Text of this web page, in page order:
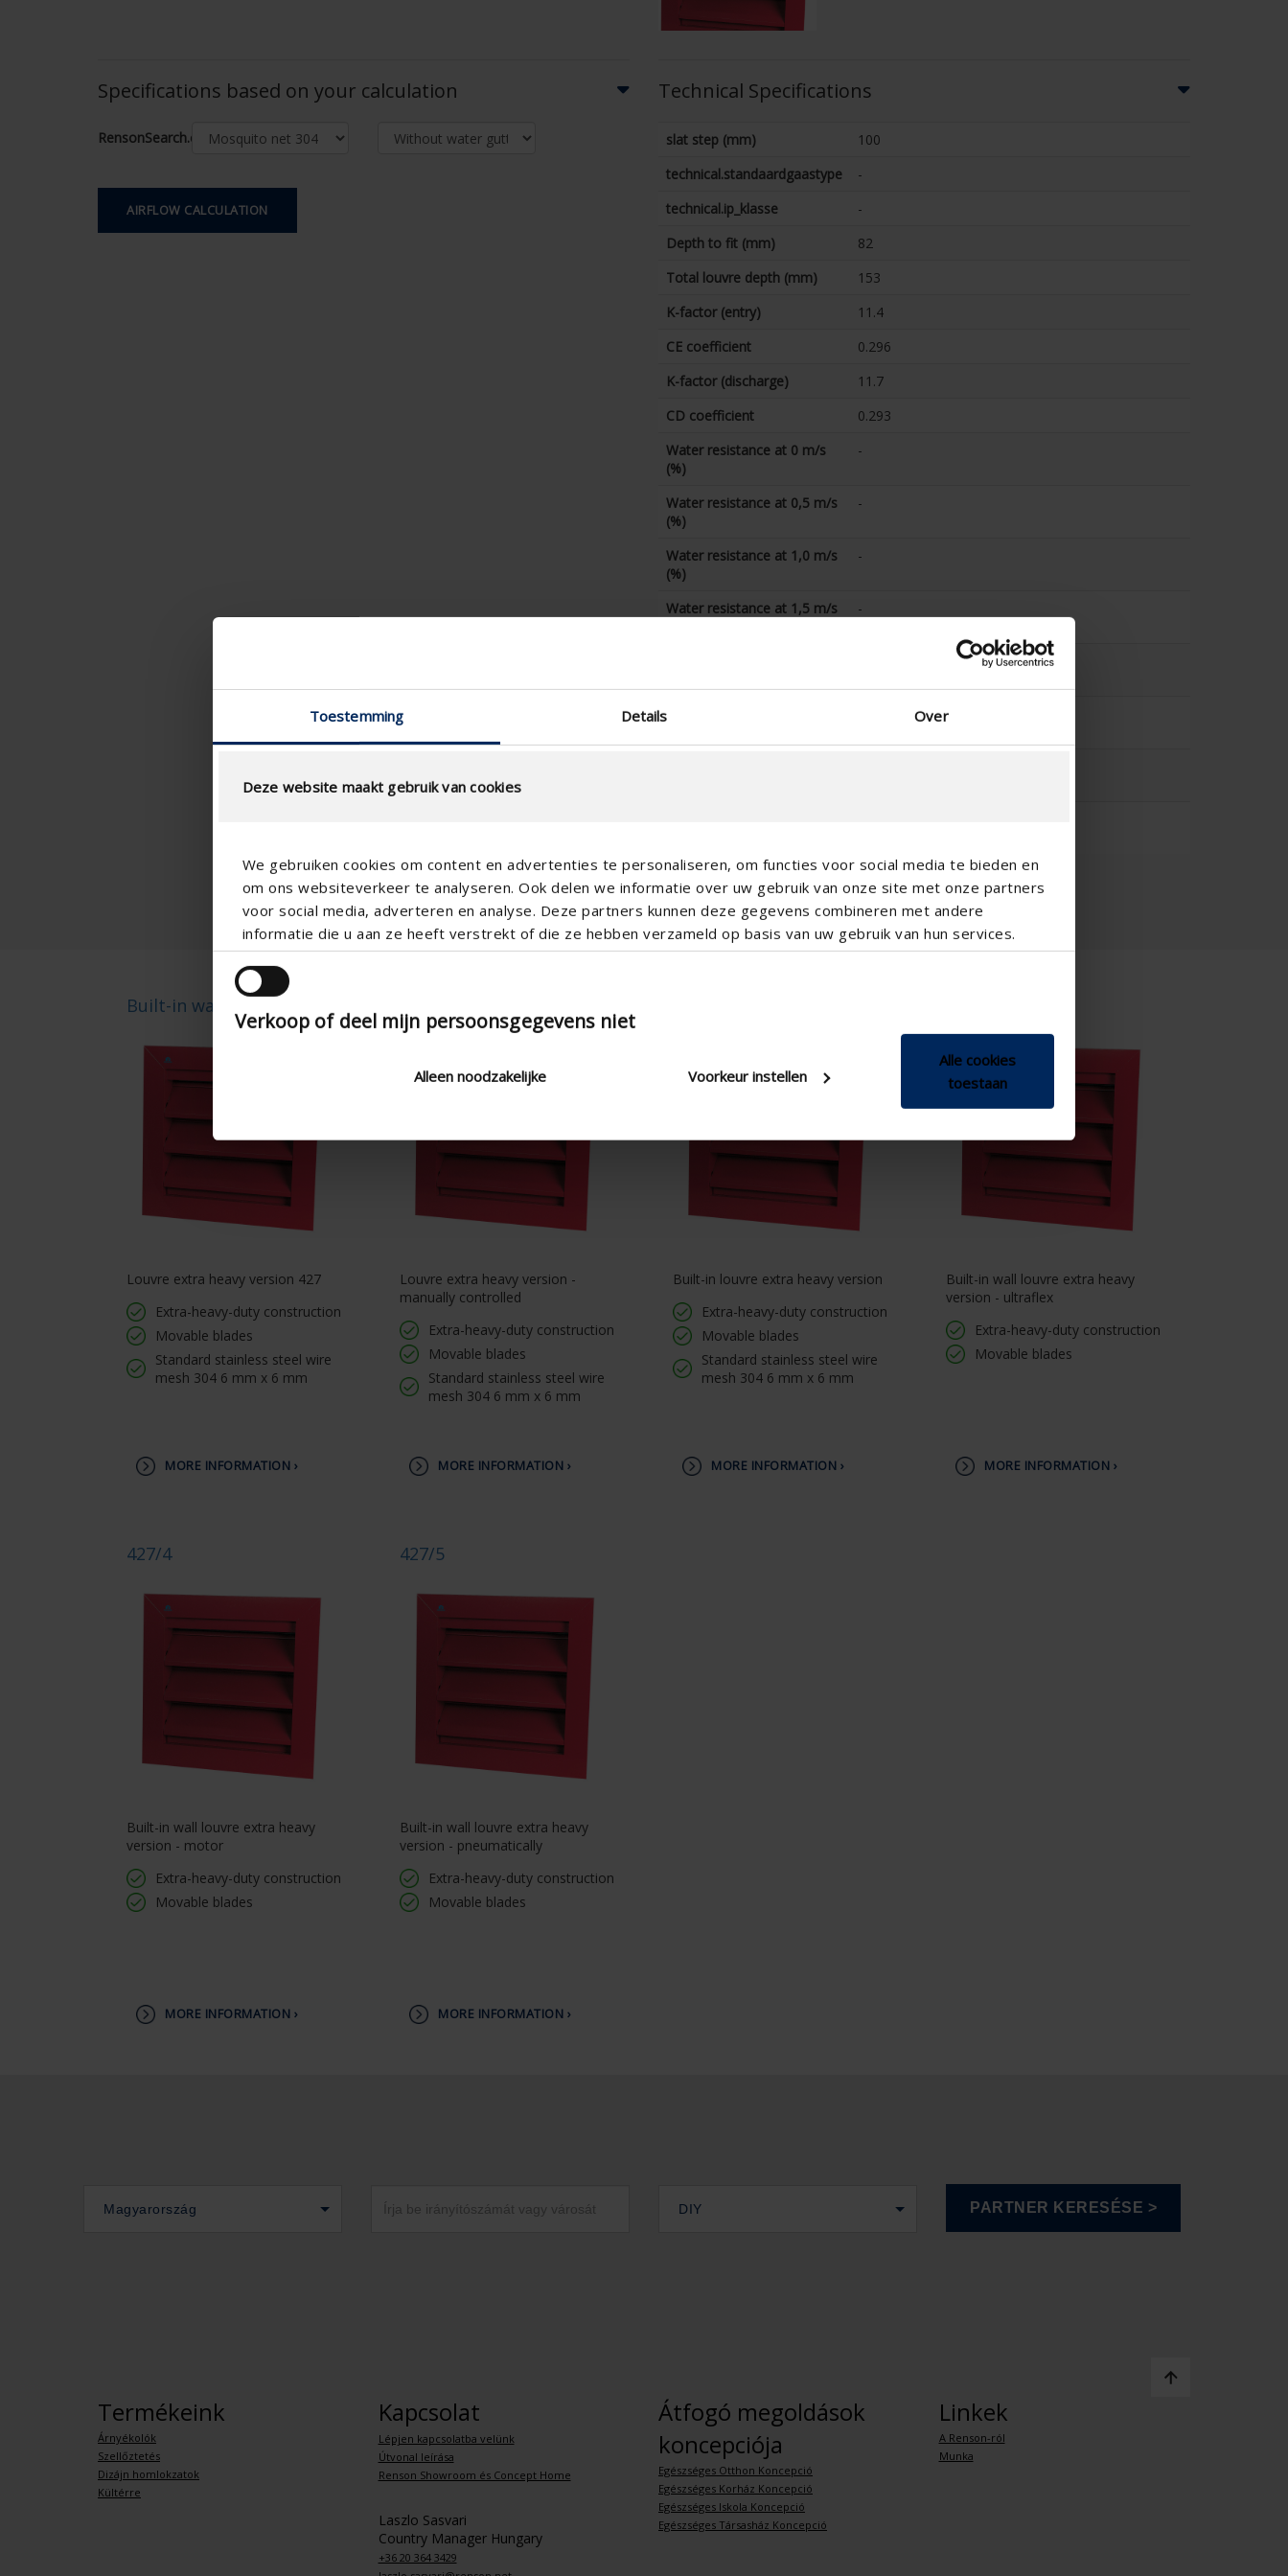
Toestemming Details Over
Deze website maakt gebruik van cookies
We gebruiken cookies om content en advertenties te personaliseren, om functies voor social media te bieden en
om ons websiteverkeer te analyseren. Ook delen we informatie over uw gebruik van onze site met onze partners
voor social media, adverteren en analyse. Deze partners kunnen deze gegevens combineren met andere
informatie die u aan ze heeft verstrekt of die ze hebben verzameld op basis van uw gebruik van hun services.
Verkoop of deel mijn persoonsgegevens niet
Alleen noodzakelijke Voorkeur instellen
Alle cookies
toestaan
Specifications based on your calculation
RensonSearch.calculation.Gaastype
AIRFLOW CALCULATION
Technical Specifications
slat step (mm)
100
technical.standaardgaastype
-
technical.ip_klasse
-
Depth to fit (mm)
82
Total louvre depth (mm)
153
K-factor (entry)
11.4
CE coefficient
0.296
K-factor (discharge)
11.7
CD coefficient
0.293
Water resistance at 0 m/s
(%)
-
Water resistance at 0,5 m/s
(%)
-
Water resistance at 1,0 m/s
(%)
-
Water resistance at 1,5 m/s
-
Water resistance at 2,5 m/s
Built-in wall louvre 427
Louvre extra heavy version 427
Extra-heavy-duty construction
Movable blades
Standard stainless steel wire
mesh 304 6 mm x 6 mm
MORE INFORMATION ›
Louvre extra heavy version -
manually controlled
Extra-heavy-duty construction
Movable blades
Standard stainless steel wire
mesh 304 6 mm x 6 mm
MORE INFORMATION ›
Built-in louvre extra heavy version
Extra-heavy-duty construction
Movable blades
Standard stainless steel wire
mesh 304 6 mm x 6 mm
MORE INFORMATION ›
Built-in wall louvre extra heavy
version - ultraflex
Extra-heavy-duty construction
Movable blades
MORE INFORMATION ›
427/4
Built-in wall louvre extra heavy
version - motor
Extra-heavy-duty construction
Movable blades
MORE INFORMATION ›
427/5
Built-in wall louvre extra heavy
version - pneumatically
Extra-heavy-duty construction
Movable blades
MORE INFORMATION ›
Magyarország DIY
Termékeink
Árnyékolók
Szellőztetés
Dizájn homlokzatok
Kültérre
Kapcsolat
Lépjen kapcsolatba velünk
Útvonal leírása
Renson Showroom és Concept Home
Laszlo Sasvari
Country Manager Hungary
+36 20 364 3429
Átfogó megoldások
koncepciója
Egészséges Otthon Koncepció
Egészséges Korház Koncepció
Egészséges Iskola Koncepció
Egészséges Társasház Koncepció
Linkek
A Renson-ról
Munka